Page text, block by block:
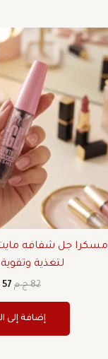
مسكرا جل شفافه مايت
لتغذية
82 ج.م 57
إضافة إلى